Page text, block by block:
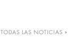
TODAS LAS NOTICIAS »